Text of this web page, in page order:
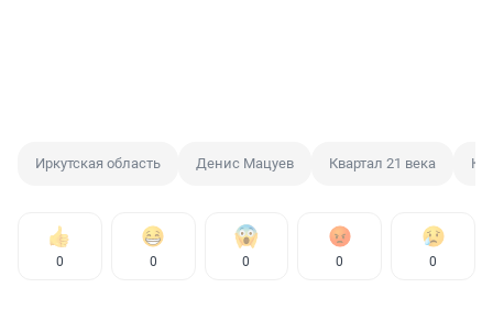
Иркутская область Денис Мацуев Квартал 21 века
0 0 0 0 0